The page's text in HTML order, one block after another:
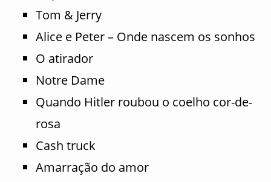
Tom & Jerry
Alice e Peter – Onde nascem os sonhos
O atirador
Notre Dame
Quando Hitler roubou o coelho cor-de-
rosa
Cash truck
Amarração do amor